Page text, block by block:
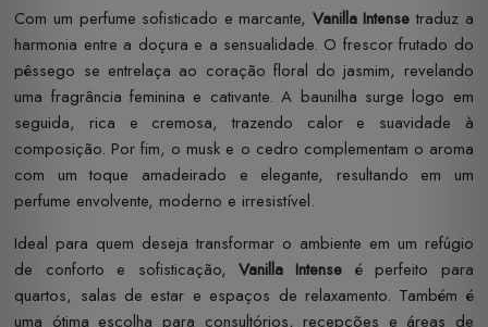
Com um perfume sofisticado e marcante, Vanilla Intense traduz a
harmonia entre a doçura e a sensualidade. O frescor frutado do
pêssego se entrelaça ao coração floral do jasmim, revelando
uma fragrância feminina e cativante. A baunilha surge logo em
seguida, rica e cremosa, trazendo calor e suavidade à
composição. Por fim, o musk e o cedro complementam o aroma
com um toque amadeirado e elegante, resultando em um
perfume envolvente, moderno e irresistível.
Ideal para quem deseja transformar o ambiente em um refúgio
de conforto e sofisticação, Vanilla Intense é perfeito para
quartos, salas de estar e espaços de relaxamento. Também é
uma ótima escolha para consultórios, recepções e áreas de